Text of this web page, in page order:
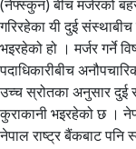
(नेफ्स्कुन) बीच मर्जरको
गरिरहेका यी दुई संस्थाबीच
भइरहेको हो । मर्जर गर्ने
पदाधिकारीबीच
उच्च स्रोतका अनुसार दुई
कुराकानी भइरहेको छ ।
नेपाल राष्ट्र बैंकबाट पनि